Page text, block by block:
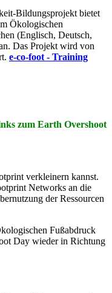
Bildungsprojekt bietet
Ökologischen
(Englisch, Deutsch,
Das Projekt wird von
e-co-foot - Training
zum Earth Overshoot
verkleinern kannst.
Networks an die
der Ressourcen
Fußabdruck
Day wieder in Richtung